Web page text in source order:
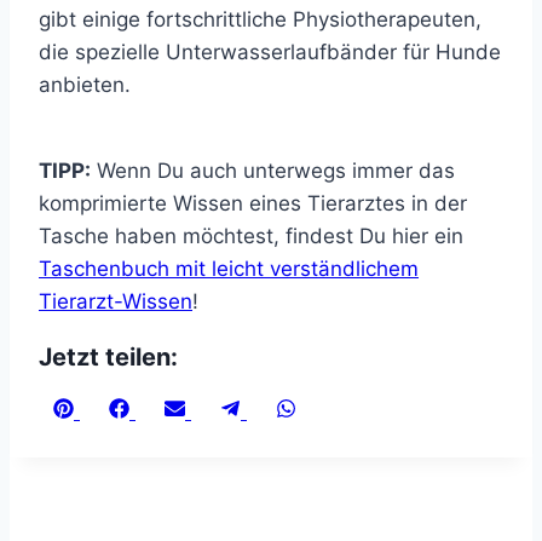
gibt einige fortschrittliche Physiotherapeuten,
die spezielle Unterwasserlaufbänder für Hunde
anbieten.
TIPP: Wenn Du auch unterwegs immer das
komprimierte Wissen eines Tierarztes in der
Tasche haben möchtest, findest Du hier ein
Taschenbuch mit leicht verständlichem
Tierarzt-Wissen!
Jetzt teilen:
Share
Share
Share
Share